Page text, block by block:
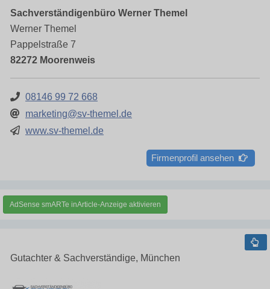
Sachverständigenbüro Werner Themel
Werner Themel
Pappelstraße 7
82272 Moorenweis
08146 99 72 668
marketing@sv-themel.de
www.sv-themel.de
Firmenprofil ansehen
AdSense smARTe inArticle-Anzeige aktivieren
Gutachter & Sachverständige, München